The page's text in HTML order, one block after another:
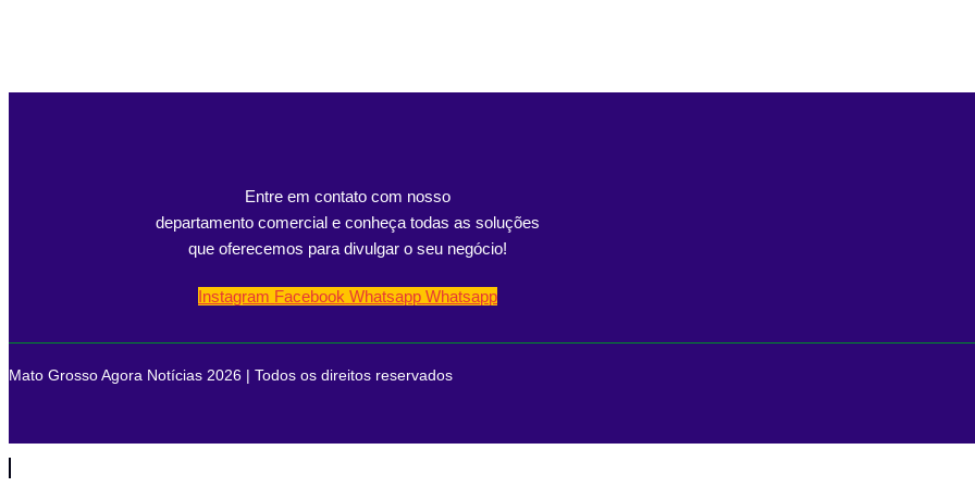
Entre em contato com nosso
departamento comercial e conheça todas as soluções
que oferecemos para divulgar o seu negócio!
Instagram Facebook Whatsapp Whatsapp
Mato Grosso Agora Notícias 2026 | Todos os direitos reservados